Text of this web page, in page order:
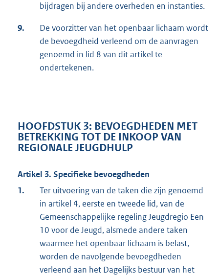
bijdragen bij andere overheden en instanties.
9.
De voorzitter van het openbaar lichaam wordt
de bevoegdheid verleend om de aanvragen
genoemd in lid 8 van dit artikel te
ondertekenen.
HOOFDSTUK 3: BEVOEGDHEDEN MET
BETREKKING TOT DE INKOOP VAN
REGIONALE JEUGDHULP
Artikel 3. Specifieke bevoegdheden
1.
Ter uitvoering van de taken die zijn genoemd
in artikel 4, eerste en tweede lid, van de
Gemeenschappelijke regeling Jeugdregio Een
10 voor de Jeugd, alsmede andere taken
waarmee het openbaar lichaam is belast,
worden de navolgende bevoegdheden
verleend aan het Dagelijks bestuur van het